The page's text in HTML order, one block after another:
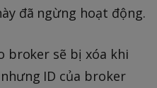
đã ngừng hoạt động.
broker sẽ bị xóa khi
ID của broker